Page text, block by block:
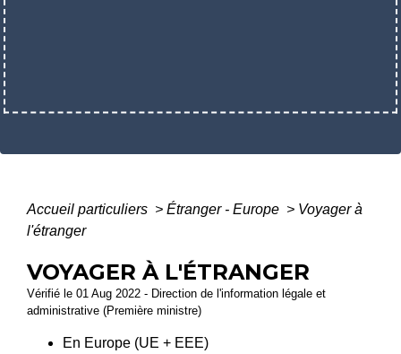
Accueil particuliers > Étranger - Europe > Voyager à
l'étranger
VOYAGER À L'ÉTRANGER
Vérifié le 01 Aug 2022 - Direction de l'information légale et
administrative (Première ministre)
En Europe (UE + EEE)